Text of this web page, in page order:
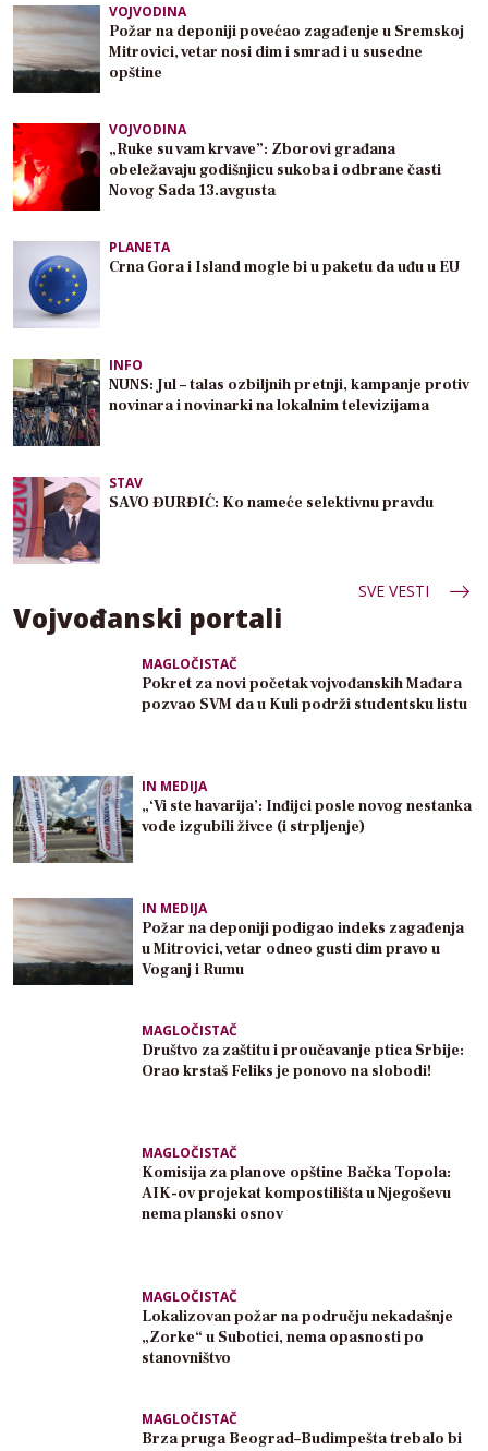
VOJVODINA
Požar na deponiji povećao zagađenje u Sremskoj
Mitrovici, vetar nosi dim i smrad i u susedne
opštine
VOJVODINA
„Ruke su vam krvave”: Zborovi građana
obeležavaju godišnjicu sukoba i odbrane časti
Novog Sada 13.avgusta
PLANETA
Crna Gora i Island mogle bi u paketu da uđu u EU
INFO
NUNS: Jul – talas ozbiljnih pretnji, kampanje protiv
novinara i novinarki na lokalnim televizijama
STAV
SAVO ĐURĐIĆ: Ko nameće selektivnu pravdu
SVE VESTI
Vojvođanski portali
MAGLOČISTAČ
Pokret za novi početak vojvođanskih Mađara
pozvao SVM da u Kuli podrži studentsku listu
IN MEDIJA
„‘Vi ste havarija’: Inđijci posle novog nestanka
vode izgubili živce (i strpljenje)
IN MEDIJA
Požar na deponiji podigao indeks zagađenja
u Mitrovici, vetar odneo gusti dim pravo u
Voganj i Rumu
MAGLOČISTAČ
Društvo za zaštitu i proučavanje ptica Srbije:
Orao krstaš Feliks je ponovo na slobodi!
MAGLOČISTAČ
Komisija za planove opštine Bačka Topola:
AIK-ov projekat kompostilišta u Njegoševu
nema planski osnov
MAGLOČISTAČ
Lokalizovan požar na području nekadašnje
„Zorke“ u Subotici, nema opasnosti po
stanovništvo
MAGLOČISTAČ
Brza pruga Beograd–Budimpešta trebalo bi